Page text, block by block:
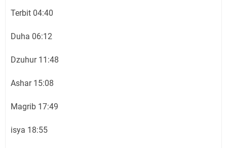
Terbit 04:40
Duha 06:12
Dzuhur 11:48
Ashar 15:08
Magrib 17:49
isya 18:55